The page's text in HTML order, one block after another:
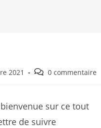
2021
Post 0 commentaire
sur ce tout
de suivre